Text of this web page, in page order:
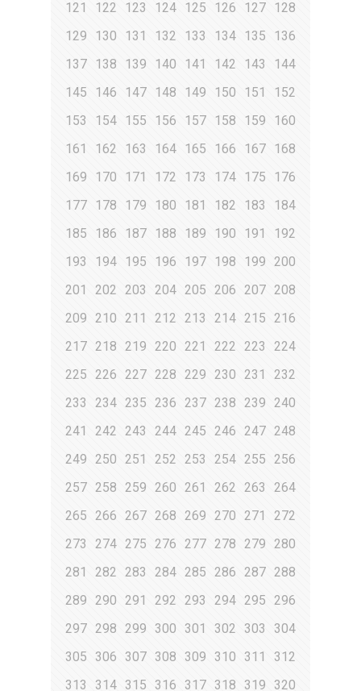
121
122 123 124 125 126 127 128
129
130 131 132 133 134 135
136
137 138 139 140 141 142 143
144
145
146 147 148 149 150 151
152
153
154 155 156 157 158 159
160
161
162 163 164 165 166 167 168
169
170 171 172 173 174 175
176
177 178 179 180 181 182 183
184
185
186 187 188 189 190 191
192
193
194 195 196 197 198 199 200
201
202 203 204 205 206 207 208
209 210 211 212 213 214 215 216
217 218 219 220 221 222 223
224
225 226 227 228 229 230 231
232
233
234 235 236 237 238 239 240
241
242 243 244 245 246 247 248
249 250 251 252 253 254 255 256
257 258 259 260 261 262 263
264
265 266 267 268 269 270 271
272
273
274 275 276 277 278 279 280
281
282 283 284 285 286 287 288
289 290 291 292 293 294 295 296
297 298 299 300 301 302 303
304
305
306 307 308 309 310 311
312
313
314 315 316 317 318 319
320